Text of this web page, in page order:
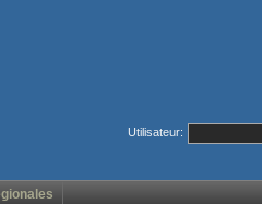
Utilisateur: